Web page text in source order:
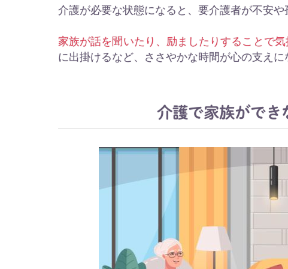
介護が必要な状態になると、要介護者が不安
家族が話を聞いたり、励ましたりすることで
に出掛けるなど、ささやかな時間が心の支えに
介護で家族ができ